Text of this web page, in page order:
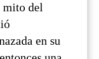
mito del
en su